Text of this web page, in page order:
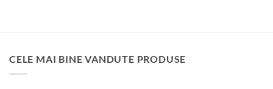
CELE MAI BINE VANDUTE PRODUSE